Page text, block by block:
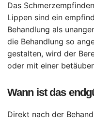
Das
Lippen sind ein
Behandlung als
die Behandlung so
gestalten, wird der
oder mit einer
Wann ist das
Direkt nach der